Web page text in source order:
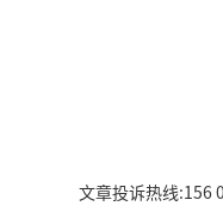
文章投诉热线:156